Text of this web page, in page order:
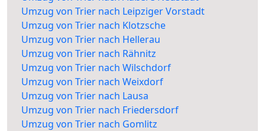
Umzug von Trier nach Leipziger Vorstadt
Umzug von Trier nach Klotzsche
Umzug von Trier nach Hellerau
Umzug von Trier nach Rähnitz
Umzug von Trier nach Wilschdorf
Umzug von Trier nach Weixdorf
Umzug von Trier nach Lausa
Umzug von Trier nach Friedersdorf
Umzug von Trier nach Gomlitz